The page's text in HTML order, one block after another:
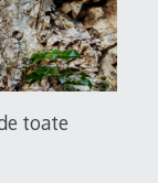
toate